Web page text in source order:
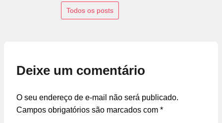
Todos os posts
Deixe um comentário
O seu endereço de e-mail não será publicado.
Campos obrigatórios são marcados com *